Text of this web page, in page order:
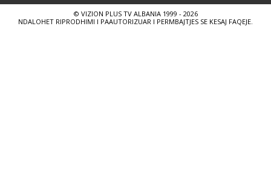
© VIZION PLUS TV ALBANIA 1999 - 2026
NDALOHET RIPRODHIMI I PAAUTORIZUAR I PERMBAJTJES SE KESAJ FAQEJE.